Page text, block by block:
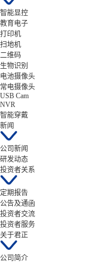
智能显控
教育电子
打印机
扫地机
二维码
生物识别
电池摄像头
常电摄像头
USB Cam
NVR
智能穿戴
新闻
公司新闻
研发动态
投资者关系
定期报告
公告及通函
投资者交流
投资者服务
关于君正
公司简介